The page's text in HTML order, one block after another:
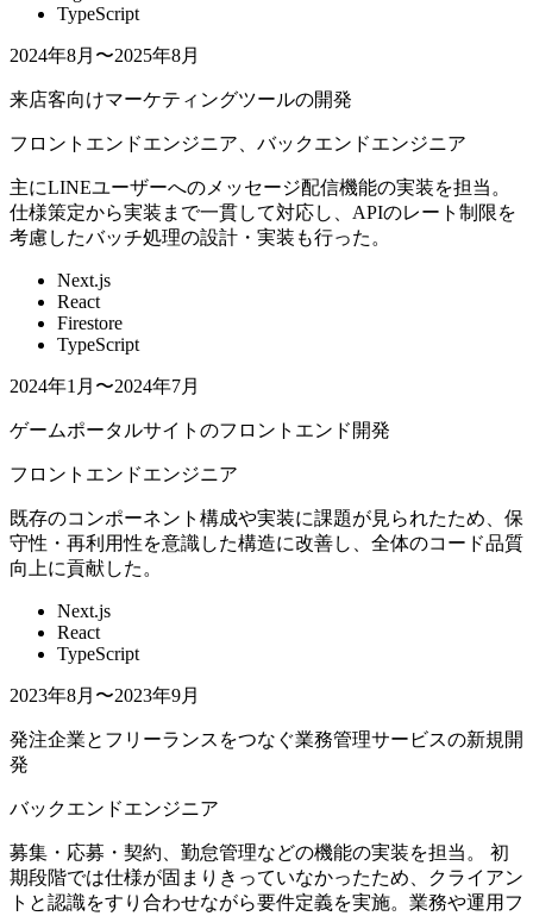
TypeScript
2024年8月〜2025年8月
来店客向けマーケティングツールの開発
フロントエンドエンジニア、バックエンドエンジニア
主にLINEユーザーへのメッセージ配信機能の実装を担当。
仕様策定から実装まで一貫して対応し、APIのレート制限を
考慮したバッチ処理の設計・実装も行った。
Next.js
React
Firestore
TypeScript
2024年1月〜2024年7月
ゲームポータルサイトのフロントエンド開発
フロントエンドエンジニア
既存のコンポーネント構成や実装に課題が見られたため、保
守性・再利用性を意識した構造に改善し、全体のコード品質
向上に貢献した。
Next.js
React
TypeScript
2023年8月〜2023年9月
発注企業とフリーランスをつなぐ業務管理サービスの新規開
発
バックエンドエンジニア
募集・応募・契約、勤怠管理などの機能の実装を担当。 初
期段階では仕様が固まりきっていなかったため、クライアン
トと認識をすり合わせながら要件定義を実施。業務や運用フ